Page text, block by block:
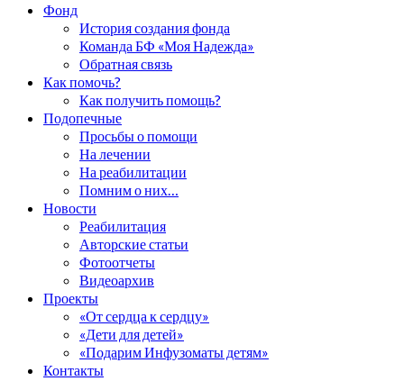
Фонд
История создания фонда
Команда БФ «Моя Надежда»
Обратная связь
Как помочь?
Как получить помощь?
Подопечные
Просьбы о помощи
На лечении
На реабилитации
Помним о них…
Новости
Реабилитация
Авторские статьи
Фотоотчеты
Видеоархив
Проекты
«От сердца к сердцу»
«Дети для детей»
«Подарим Инфузоматы детям»
Контакты